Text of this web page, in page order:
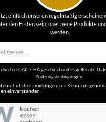
einfach unseren regelmäßig
den Ersten sein, über neue Produkte
werden.
durch reCAPTCHA geschützt und es gelten die
Nutzungsbedingungen
zur Kenntnis
einverstanden.